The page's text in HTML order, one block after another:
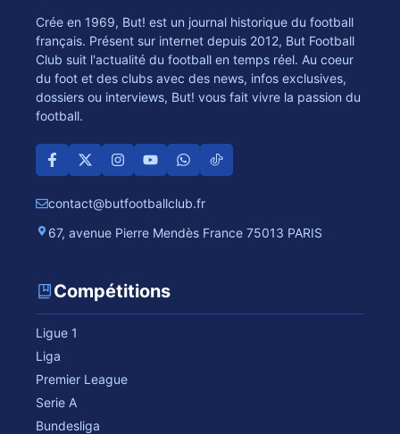
Crée en 1969, But! est un journal historique du football
français. Présent sur internet depuis 2012, But Football
Club suit l'actualité du football en temps réel. Au coeur
du foot et des clubs avec des news, infos exclusives,
dossiers ou interviews, But! vous fait vivre la passion du
football.
contact@butfootballclub.fr
67, avenue Pierre Mendès France 75013 PARIS
Compétitions
Ligue 1
Liga
Premier League
Serie A
Bundesliga